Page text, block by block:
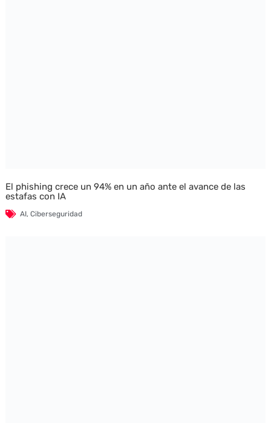
El phishing crece un 94% en un año ante el avance de las
estafas con IA
AI, Ciberseguridad